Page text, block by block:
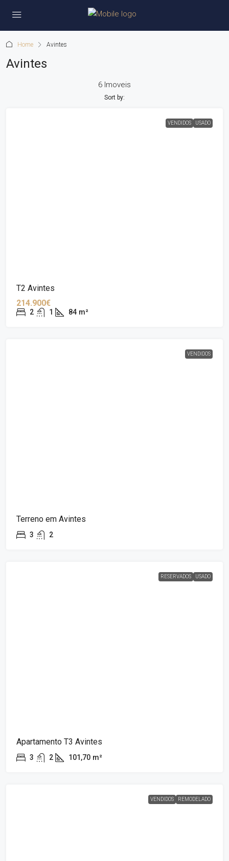
Home Avintes
Avintes
6 Imoveis
Sort by:
VENDIDOS USADO
T2 Avintes
214.900€
2 1 84 m²
VENDIDOS
Terreno em Avintes
3 2
RESERVADOS USADO
Apartamento T3 Avintes
3 2 101,70 m²
VENDIDOS REMODELADO